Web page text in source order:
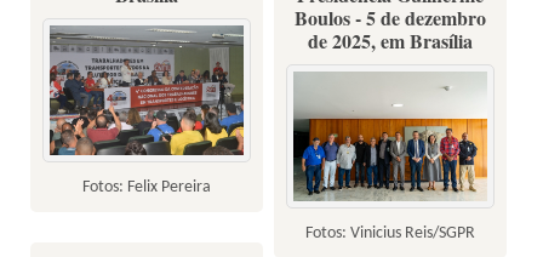
Fotos: Felix Pereira
Boulos - 5 de dezembro
de 2025, em Brasília
Fotos: Vinicius Reis/SGPR